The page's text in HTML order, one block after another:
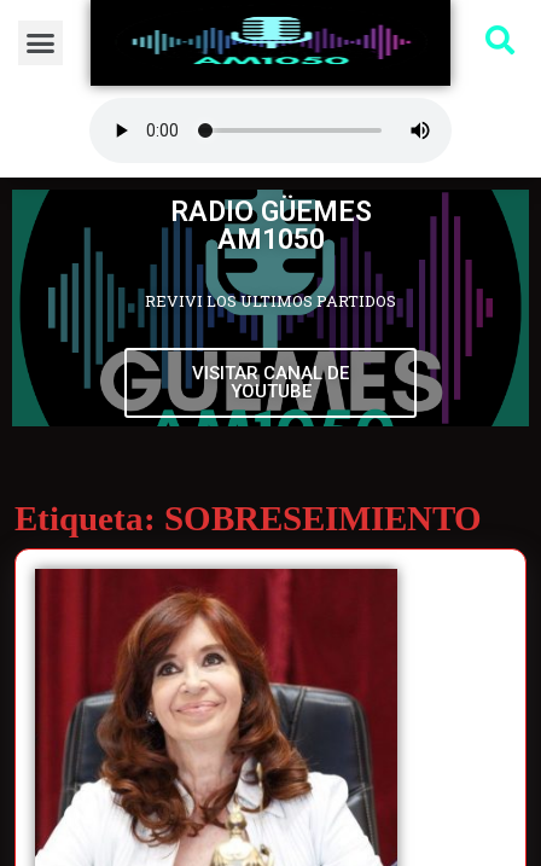
RADIO GÜEMES
AM1050
REVIVI LOS ULTIMOS PARTIDOS
VISITAR CANAL DE
YOUTUBE
Etiqueta: SOBRESEIMIENTO